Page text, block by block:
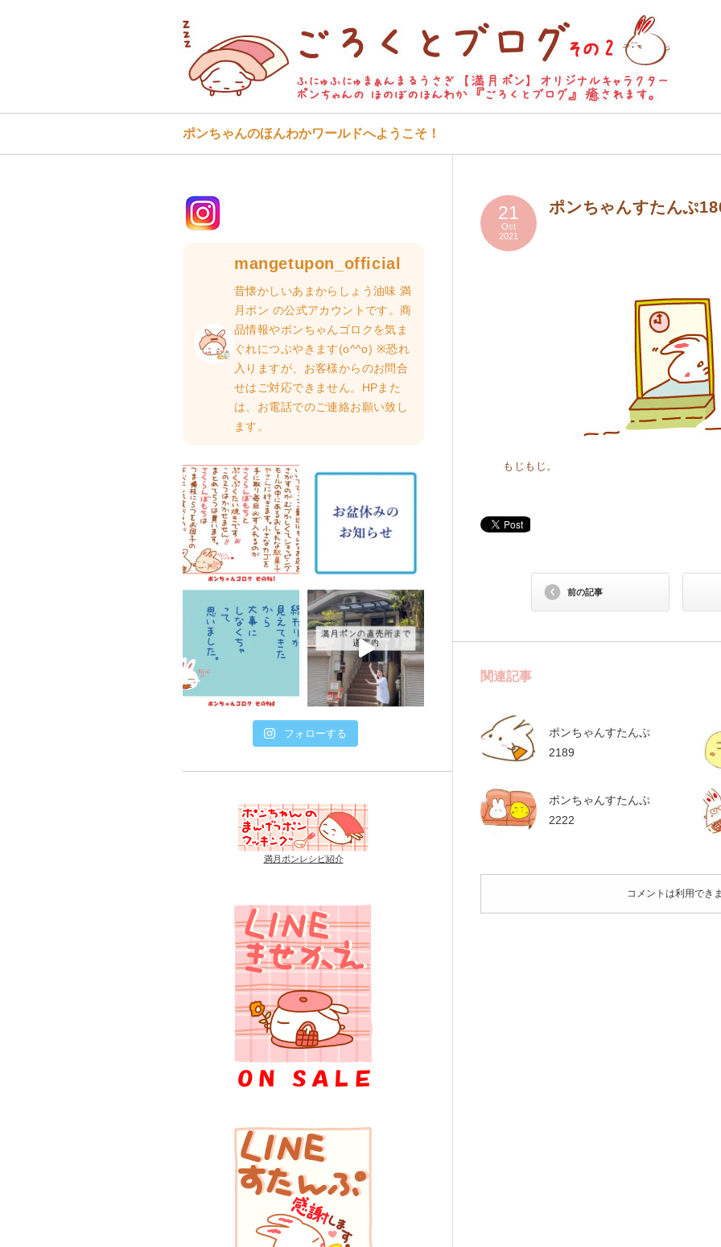
ポンちゃんのほんわかワールドへようこそ！
21
Oct
2021
ポンちゃんすたんぷ
もじもじ。
前の記事
関連記事
ポンちゃんすたんぷ
2189
ポンちゃんすたんぷ
2222
コメントは利用でき
mangetupon_official
昔懐かしいあまからしょう油味 満
月ポン の公式アカウントです。商
品情報やポンちゃんゴロクを気ま
ぐれにつぶやきます(o^^o) ※恐れ
入りますが、お客様からのお問合
せはご対応できません。HPまた
は、お電話でのご連絡お願い致し
ます。
フォローする
満月ポンレシピ紹介